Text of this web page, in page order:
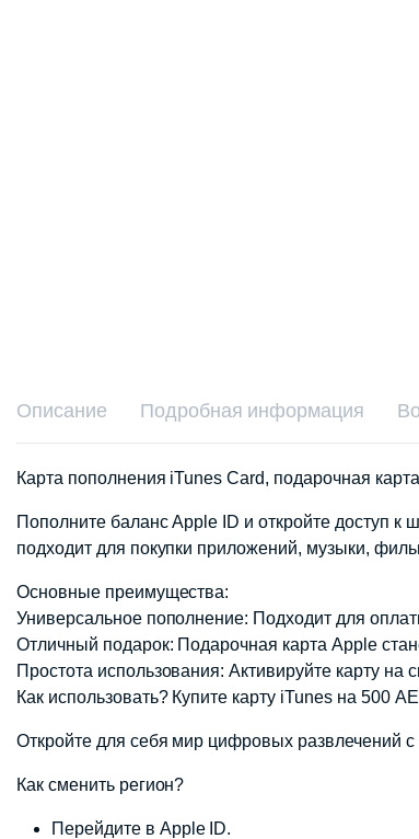
Описание Подробная информация
Карта пополнения iTunes Card, подарочная
Пополните баланс Apple ID и откройте доступ
подходит для покупки приложений, музыки,
Основные преимущества:
Универсальное пополнение: Подходит для
Отличный подарок: Подарочная карта Apple
Простота использования: Активируйте карту
Как использовать? Купите карту iTunes на 500
Откройте для себя мир цифровых развлечений с
Как сменить регион?
Перейдите в Apple ID.